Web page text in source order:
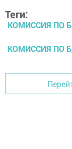
Теги:
КОМИССИЯ ПО
КОМИССИЯ ПО